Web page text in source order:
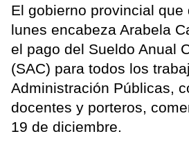
El gobierno provincial que
lunes encabeza Arabela
el pago del Sueldo Anual
(SAC) para todos los
Administración Públicas,
docentes y porteros,
19 de diciembre.